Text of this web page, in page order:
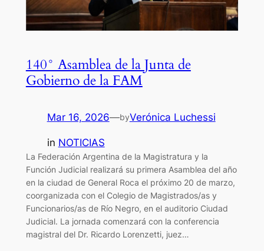
140° Asamblea de la Junta de
Gobierno de la FAM
Mar 16, 2026—byVerónica Luchessi
in NOTICIAS
La Federación Argentina de la Magistratura y la
Función Judicial realizará su primera Asamblea del año
en la ciudad de General Roca el próximo 20 de marzo,
coorganizada con el Colegio de Magistrados/as y
Funcionarios/as de Río Negro, en el auditorio Ciudad
Judicial. La jornada comenzará con la conferencia
magistral del Dr. Ricardo Lorenzetti, juez…